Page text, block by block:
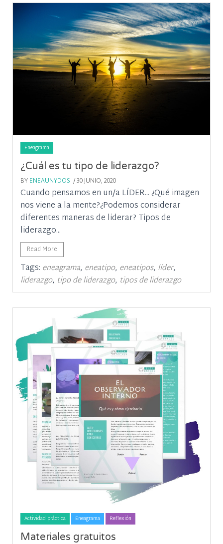
Eneagrama
¿Cuál es tu tipo de liderazgo?
BYENEAUNYDOS / 30 JUNIO, 2020
Cuando pensamos en un/a LÍDER... ¿Qué imagen
nos viene a la mente?¿Podemos considerar
diferentes maneras de liderar? Tipos de
liderazgo...
Read More
Tags: eneagrama, eneatipo, eneatipos, líder,
liderazgo, tipo de liderazgo, tipos de liderazgo
Actividad práctica Eneagrama Reflexión
Materiales gratuitos